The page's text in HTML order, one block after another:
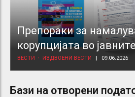
Препораки за
корупцијата во
здравствениот сектор
ВЕСТИ ИЗДВОЕНИ ВЕСТИ 09.06.2026
Бази на отворени